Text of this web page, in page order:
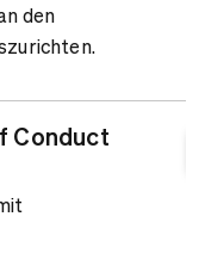
den
Conduct